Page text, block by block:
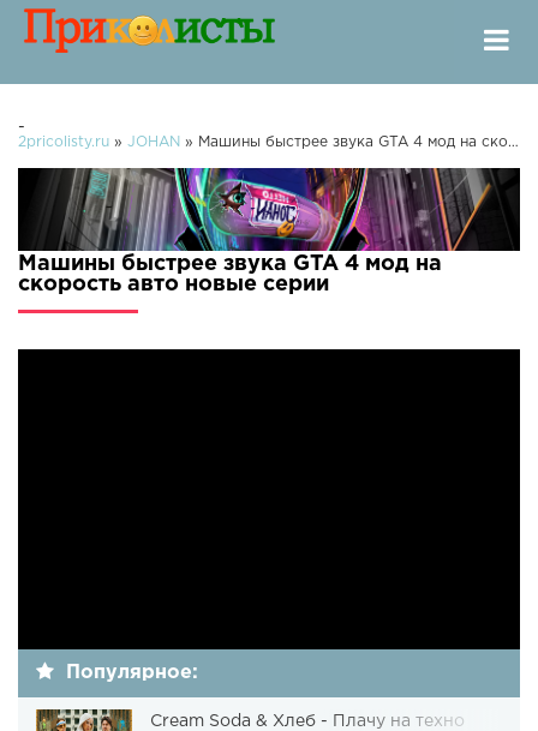
-
2pricolisty.ru » JOHAN » Машины быстрее звука GTA 4 мод на скорость авто
Машины быстрее звука GTA 4 мод на
скорость авто новые серии
Популярное:
Cream Soda & Хлеб - Плачу на техно